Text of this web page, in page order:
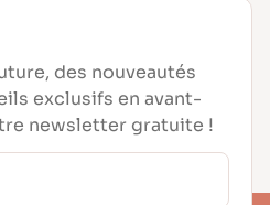
des nouveautés
exclusifs en avant-
newsletter gratuite !